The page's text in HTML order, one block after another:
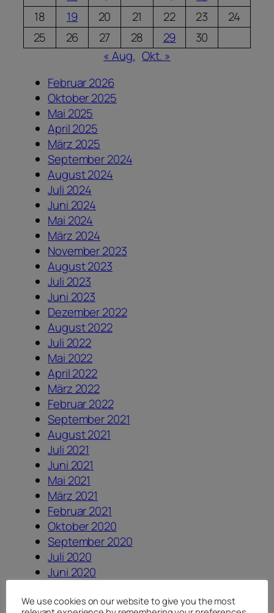
18
19 20 21 22 23
24
25
26 27 28 29
30
« Aug. Okt. »
Februar 2026
Oktober 2025
Mai 2025
April 2025
März 2025
September 2024
August 2024
Juli 2024
Juni 2024
Mai 2024
März 2024
November 2023
August 2023
Juli 2023
Juni 2023
Dezember 2022
August 2022
Juli 2022
Mai 2022
April 2022
März 2022
Februar 2022
September 2021
August 2021
Juli 2021
Juni 2021
Mai 2021
März 2021
Februar 2021
Oktober 2020
September 2020
Juli 2020
Juni 2020
April 2020
We use cookies on our website to give you the most